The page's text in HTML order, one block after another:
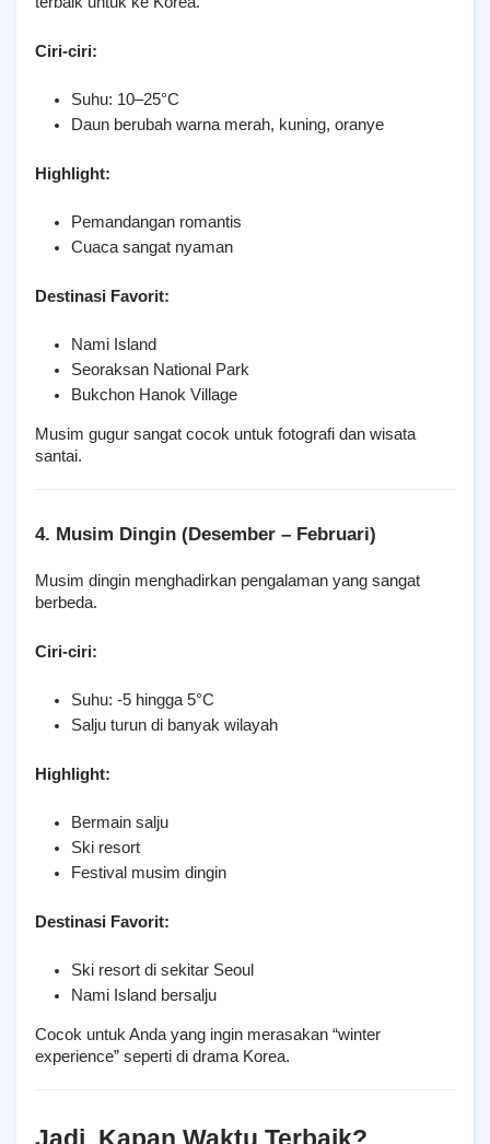
Ciri-ciri:
Suhu: 10–25°C
Daun berubah warna merah, kuning, oranye
Highlight:
Pemandangan romantis
Cuaca sangat nyaman
Destinasi Favorit:
Nami Island
Seoraksan National Park
Bukchon Hanok Village
Musim gugur sangat cocok untuk fotografi dan wisata
santai.
4. Musim Dingin (Desember – Februari)
Musim dingin menghadirkan pengalaman yang sangat
berbeda.
Ciri-ciri:
Suhu: -5 hingga 5°C
Salju turun di banyak wilayah
Highlight:
Bermain salju
Ski resort
Festival musim dingin
Destinasi Favorit:
Ski resort di sekitar Seoul
Nami Island bersalju
Cocok untuk Anda yang ingin merasakan “winter
experience” seperti di drama Korea.
Jadi, Kapan Waktu Terbaik?